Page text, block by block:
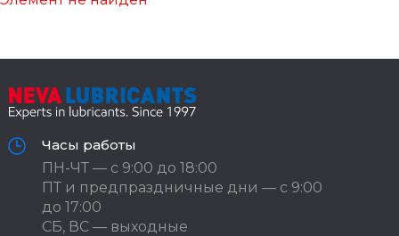
Часы работы
ПН-ЧТ — с 9:00 до 18:00
ПТ и предпраздничные дни — с 9:00
до 17:00
СБ, ВС — выходные